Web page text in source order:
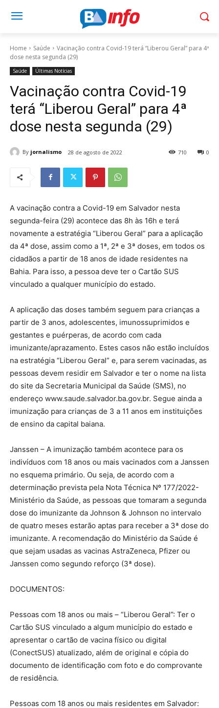
Home Saúde
Vacinação contra Covid-19 terá “Liberou Geral” para 4ª
dose nesta segunda (29)
Saúde Últimas Notícias
Vacinação contra Covid-19
terá “Liberou Geral” para 4ª
dose nesta segunda (29)
By jornalismo 28 de agosto de 2022 0
710
A vacinação contra a Covid-19 em Salvador nesta
segunda-feira (29) acontece das 8h às 16h e terá
novamente a estratégia “Liberou Geral” para a aplicação
da 4ª dose, assim como a 1ª, 2ª e 3ª doses, em todos os
cidadãos a partir de 18 anos de idade residentes na
Bahia. Para isso, a pessoa deve ter o Cartão SUS
vinculado a qualquer município do estado.
A aplicação das doses também seguem para crianças a
partir de 3 anos, adolescentes, imunossuprimidos e
gestantes e puérperas, de acordo com cada
imunizante/aprazamento. Estes casos não estão incluídos
na estratégia “Liberou Geral” e, para serem vacinadas, as
pessoas devem residir em Salvador e ter o nome na lista
do site da Secretaria Municipal da Saúde (SMS), no
endereço www.saude.salvador.ba.gov.br. Segue ainda a
imunização para crianças de 3 a 11 anos em instituições
de ensino da capital baiana.
Janssen – A imunização também acontece para os
indivíduos com 18 anos ou mais vacinados com a Janssen
no esquema primário. Ou seja, de acordo com a
determinação prevista pela Nota Técnica Nº 177/2022-
Ministério da Saúde, as pessoas que tomaram a segunda
dose do imunizante da Johnson & Johnson no intervalo
de quatro meses estarão aptas para receber a 3ª dose do
imunizante. A recomendação do Ministério da Saúde é
que sejam usadas as vacinas AstraZeneca, Pfizer ou
Janssen como segundo reforço (3ª dose).
DOCUMENTOS:
Pessoas com 18 anos ou mais – “Liberou Geral”: Ter o
Cartão SUS vinculado a algum município do estado e
apresentar o cartão de vacina físico ou digital
(ConectSUS) atualizado, além de original e cópia do
documento de identificação com foto e do comprovante
de residência.
Pessoas com 18 anos ou mais residentes em Salvador: